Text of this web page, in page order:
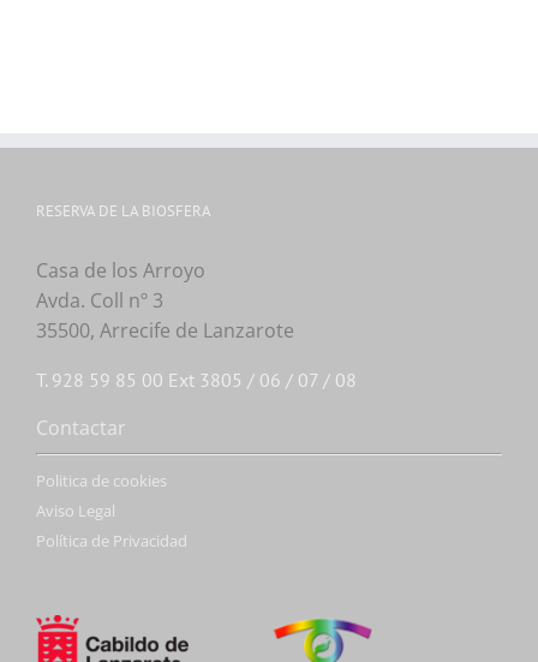
RESERVA DE LA BIOSFERA
Casa de los Arroyo
Avda. Coll nº 3
35500, Arrecife de Lanzarote
T. 928 59 85 00 Ext 3805 / 06 / 07 / 08
Contactar
Politica de cookies
Aviso Legal
Política de Privacidad